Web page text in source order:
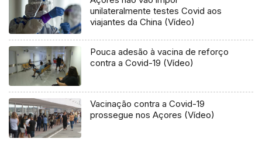
unilateralmente testes Covid aos
viajantes da China (Vídeo)
Pouca adesão à vacina de reforço
contra a Covid-19 (Vídeo)
Vacinação contra a Covid-19
prossegue nos Açores (Vídeo)